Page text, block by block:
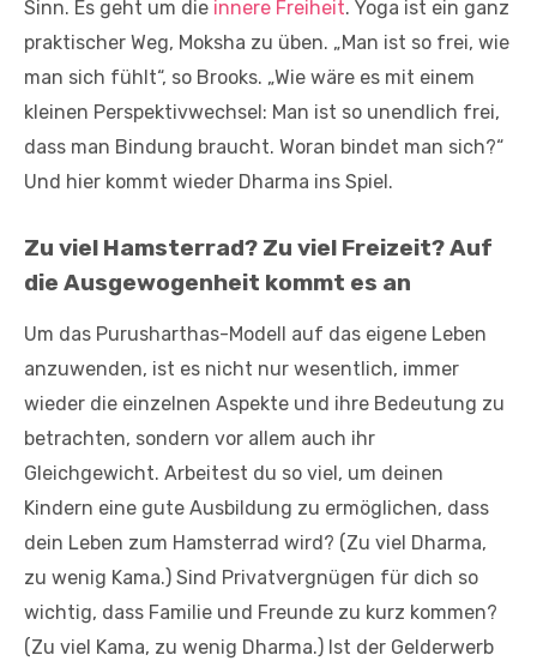
Sinn. Es geht um die innere Freiheit. Yoga ist ein ganz
praktischer Weg, Moksha zu üben. „Man ist so frei, wie
man sich fühlt“, so Brooks. „Wie wäre es mit einem
kleinen Perspektivwechsel: Man ist so unendlich frei,
dass man Bindung braucht. Woran bindet man sich?“
Und hier kommt wieder Dharma ins Spiel.
Zu viel Hamsterrad? Zu viel Freizeit? Auf
die Ausgewogenheit kommt es an
Um das Purusharthas-Modell auf das eigene Leben
anzuwenden, ist es nicht nur wesentlich, immer
wieder die einzelnen Aspekte und ihre Bedeutung zu
betrachten, sondern vor allem auch ihr
Gleichgewicht. Arbeitest du so viel, um deinen
Kindern eine gute Ausbildung zu ermöglichen, dass
dein Leben zum Hamsterrad wird? (Zu viel Dharma,
zu wenig Kama.) Sind Privatvergnügen für dich so
wichtig, dass Familie und Freunde zu kurz kommen?
(Zu viel Kama, zu wenig Dharma.) Ist der Gelderwerb